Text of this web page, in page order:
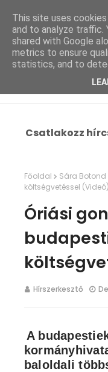
Csatlakozz
Főoldal Sára Botond
költségvetéssel (Videó)
Óriási
Hírszerkesztő
A
baloldali
This site uses
and to analyze traffic.
shared with Google
metrics to ensure
statistics, and to